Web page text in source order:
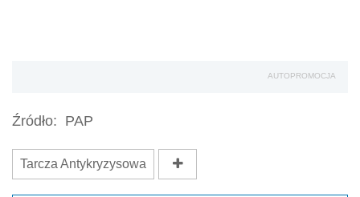
AUTOPROMOCJA
Źródło: PAP
Tarcza Antykryzysowa